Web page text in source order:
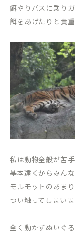
餌やりバスに乗り
餌をあげたりと貴
私は動物全般が苦
基本遠くからみん
モルモットのあま
つい触ってしまい
全く動かずぬいぐ